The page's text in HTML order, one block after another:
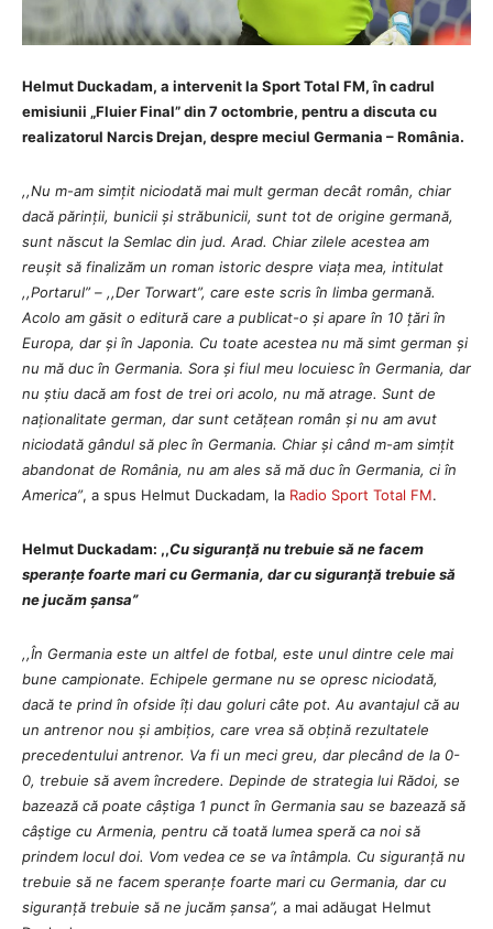
Helmut Duckadam, a intervenit la Sport Total FM, în cadrul
emisiunii „Fluier Final” din 7 octombrie, pentru a discuta cu
realizatorul Narcis Drejan, despre meciul Germania – România.
,,Nu m-am simțit niciodată mai mult german decât român, chiar
dacă părinții, bunicii și străbunicii, sunt tot de origine germană,
sunt născut la Semlac din jud. Arad. Chiar zilele acestea am
reușit să finalizăm un roman istoric despre viața mea, intitulat
,,Portarul” – ,,Der Torwart”, care este scris în limba germană.
Acolo am găsit o editură care a publicat-o și apare în 10 țări în
Europa, dar și în Japonia. Cu toate acestea nu mă simt german și
nu mă duc în Germania. Sora și fiul meu locuiesc în Germania, dar
nu știu dacă am fost de trei ori acolo, nu mă atrage. Sunt de
naționalitate german, dar sunt cetățean român și nu am avut
niciodată gândul să plec în Germania. Chiar și când m-am simțit
abandonat de România, nu am ales să mă duc în Germania, ci în
America”, a spus Helmut Duckadam, la Radio Sport Total FM.
Helmut Duckadam: ,,Cu siguranță nu trebuie să ne facem
speranțe foarte mari cu Germania, dar cu siguranță trebuie să
ne jucăm șansa”
,,În Germania este un altfel de fotbal, este unul dintre cele mai
bune campionate. Echipele germane nu se opresc niciodată,
dacă te prind în ofside îți dau goluri câte pot. Au avantajul că au
un antrenor nou și ambițios, care vrea să obțină rezultatele
precedentului antrenor. Va fi un meci greu, dar plecând de la 0-
0, trebuie să avem încredere. Depinde de strategia lui Rădoi, se
bazează că poate câștiga 1 punct în Germania sau se bazează să
câștige cu Armenia, pentru că toată lumea speră ca noi să
prindem locul doi. Vom vedea ce se va întâmpla. Cu siguranță nu
trebuie să ne facem speranțe foarte mari cu Germania, dar cu
siguranță trebuie să ne jucăm șansa”, a mai adăugat Helmut